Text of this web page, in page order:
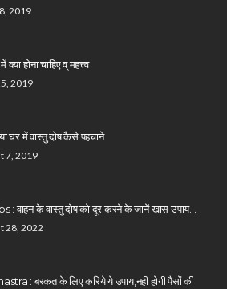
2019
होना चाहिए व् महत्त्व
2019
घर में वास्तु दोष कैसे पहचाने
7, 2019
: वाहन के वास्तु दोष को दूर करने के जानें खास उपाय…
28, 2022
: बरकत के लिए करिये ये उपाय,नही होगी पैसों की